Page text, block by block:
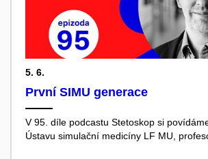
5. 6.
První SIMU generace
V 95. díle podcastu Stetoskop si
Ústavu simulační medicíny LF MU,